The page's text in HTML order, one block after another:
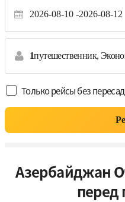
2026-08-10 2026-08-12
1путешественник,
Только рейсы без
Азербайджан
перед